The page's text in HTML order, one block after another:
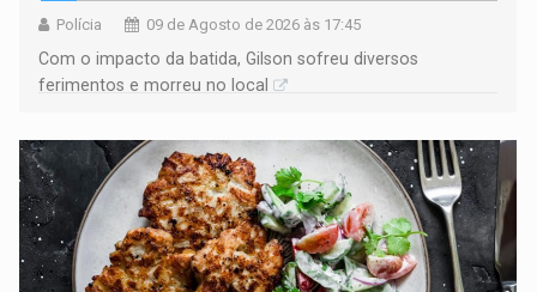
Polícia 09 de Agosto de 2026 às 17:45
​Com o impacto da batida, Gilson sofreu diversos
ferimentos e morreu no local